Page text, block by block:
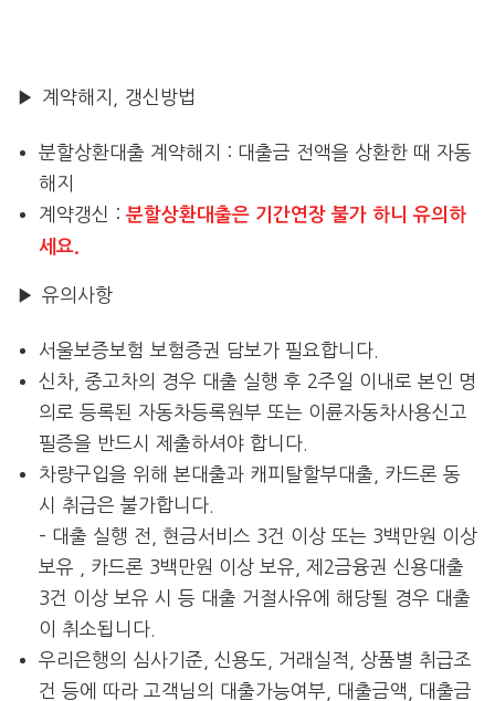
▶ 계약해지, 갱신방법
분할상환대출 계약해지 : 대출금 전액을 상환한 때 자동
해지
계약갱신 :분할상환대출은 기간연장 불가 하니 유의하
세요.
▶ 유의사항
서울보증보험 보험증권 담보가 필요합니다.
신차, 중고차의 경우 대출 실행 후 2주일 이내로 본인 명
의로 등록된 자동차등록원부 또는 이륜자동차사용신고
필증을 반드시 제출하셔야 합니다.
차량구입을 위해 본대출과 캐피탈할부대출, 카드론 동
시 취급은 불가합니다.
– 대출 실행 전, 현금서비스 3건 이상 또는 3백만원 이상
보유 , 카드론 3백만원 이상 보유, 제2금융권 신용대출
3건 이상 보유 시 등 대출 거절사유에 해당될 경우 대출
이 취소됩니다.
우리은행의 심사기준, 신용도, 거래실적, 상품별 취급조
건 등에 따라 고객님의 대출가능여부, 대출금액, 대출금